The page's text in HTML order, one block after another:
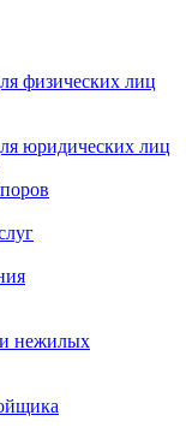
физических лиц
юридических лиц
нежилых